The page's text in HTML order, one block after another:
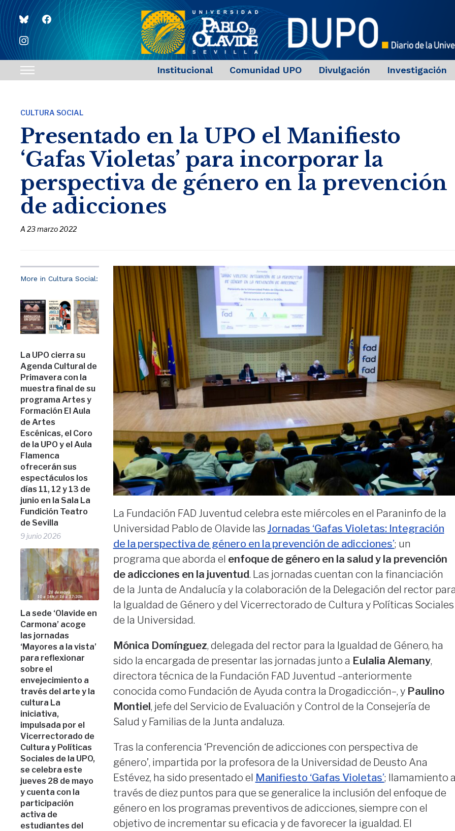
blueskyfacebook
instagram
Toggle
navigation
Institucional Comunidad UPO Divulgación Investigación
CULTURA SOCIAL
Presentado en la UPO el Manifiesto
‘Gafas Violetas’ para incorporar la
perspectiva de género en la prevención
de adicciones
A23 marzo 2022
More in Cultura Social:
La UPO cierra su
Agenda Cultural de
Primavera con la
muestra final de su
programa Artes y
Formación El Aula
de Artes
Escénicas, el Coro
de la UPO y el Aula
Flamenca
ofrecerán sus
espectáculos los
días 11, 12 y 13 de
junio en la Sala La
Fundición Teatro
de Sevilla
9 junio 2026
La sede ‘Olavide en
Carmona’ acoge
las jornadas
‘Mayores a la vista’
para reflexionar
sobre el
envejecimiento a
través del arte y la
cultura La
iniciativa,
impulsada por el
Vicerrectorado de
Cultura y Políticas
Sociales de la UPO,
se celebra este
jueves 28 de mayo
y cuenta con la
participación
activa de
estudiantes del
La Fundación FAD Juventud celebra este miércoles en el Paraninfo de la
Universidad Pablo de Olavide las Jornadas ‘Gafas Violetas: Integración
de la perspectiva de género en la prevención de adicciones’; un
programa que aborda el enfoque de género en la salud y la prevención
de adicciones en la juventud. Las jornadas cuentan con la financiación
de la Junta de Andalucía y la colaboración de la Delegación del rector
la Igualdad de Género y del Vicerrectorado de Cultura y Políticas Sociales
de la Universidad.
Mónica Domínguez, delegada del rector para la Igualdad de Género, ha
sido la encargada de presentar las jornadas junto a Eulalia Alemany,
directora técnica de la Fundación FAD Juventud –anteriormente
conocida como Fundación de Ayuda contra la Drogadicción–, y Paulino
Montiel, jefe del Servicio de Evaluación y Control de la Consejería de
Salud y Familias de la Junta andaluza.
Tras la conferencia ‘Prevención de adicciones con perspectiva de
género’, impartida por la profesora de la Universidad de Deusto Ana
Estévez, ha sido presentado el Manifiesto ‘Gafas Violetas’; llamamiento
través de diez puntos para que se generalice la inclusión del enfoque de
género en los programas preventivos de adicciones, siempre con el
objetivo de incrementar su eficacia y de favorecer la igualdad. El